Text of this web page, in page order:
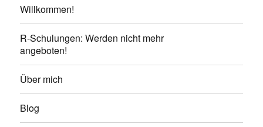
Willkommen!
R-Schulungen: Werden nicht mehr
angeboten!
Über mich
Blog